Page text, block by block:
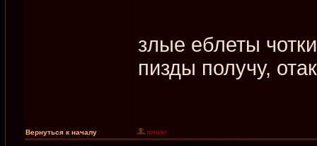
злые еблеты
пизды получу,
Вернуться к началу